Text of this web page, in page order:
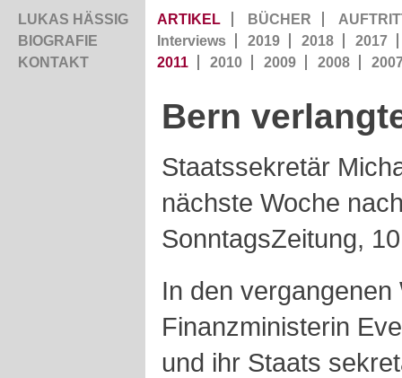
LUKAS HÄSSIG
BIOGRAFIE
KONTAKT
ARTIKEL BÜCHER
Interviews
2019 2018
2017
2011
2010 2009 2008
Bern
Staatssekretär
nächste Woche
SonntagsZeitung,
In den vergangenen
Finanzministerin
und ihr Staats